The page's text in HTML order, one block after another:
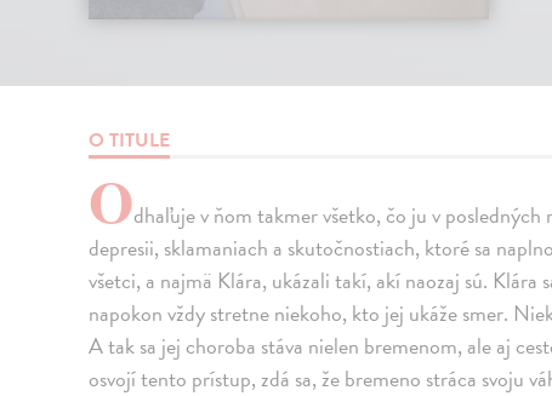
O TITULE
Odhaľuje v ňom takmer všetko, čo ju v
depresii, sklamaniach a skutočnostiach, ktoré sa
všetci, a najmä Klára, ukázali takí, akí naozaj sú.
napokon vždy stretne niekoho, kto jej ukáže smer.
A tak sa jej choroba stáva nielen bremenom, ale aj
osvojí tento prístup, zdá sa, že bremeno stráca svoju